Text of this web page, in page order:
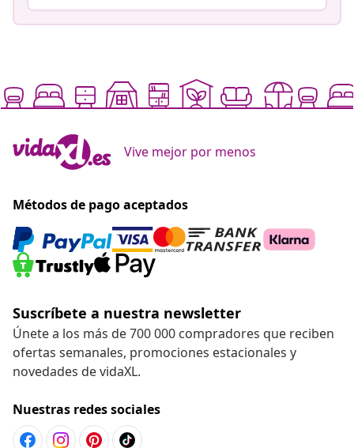
Vive mejor por menos
Métodos de pago aceptados
Suscríbete a nuestra newsletter
Únete a los más de 700 000 compradores que reciben
ofertas semanales, promociones estacionales y
novedades de vidaXL.
Nuestras redes sociales